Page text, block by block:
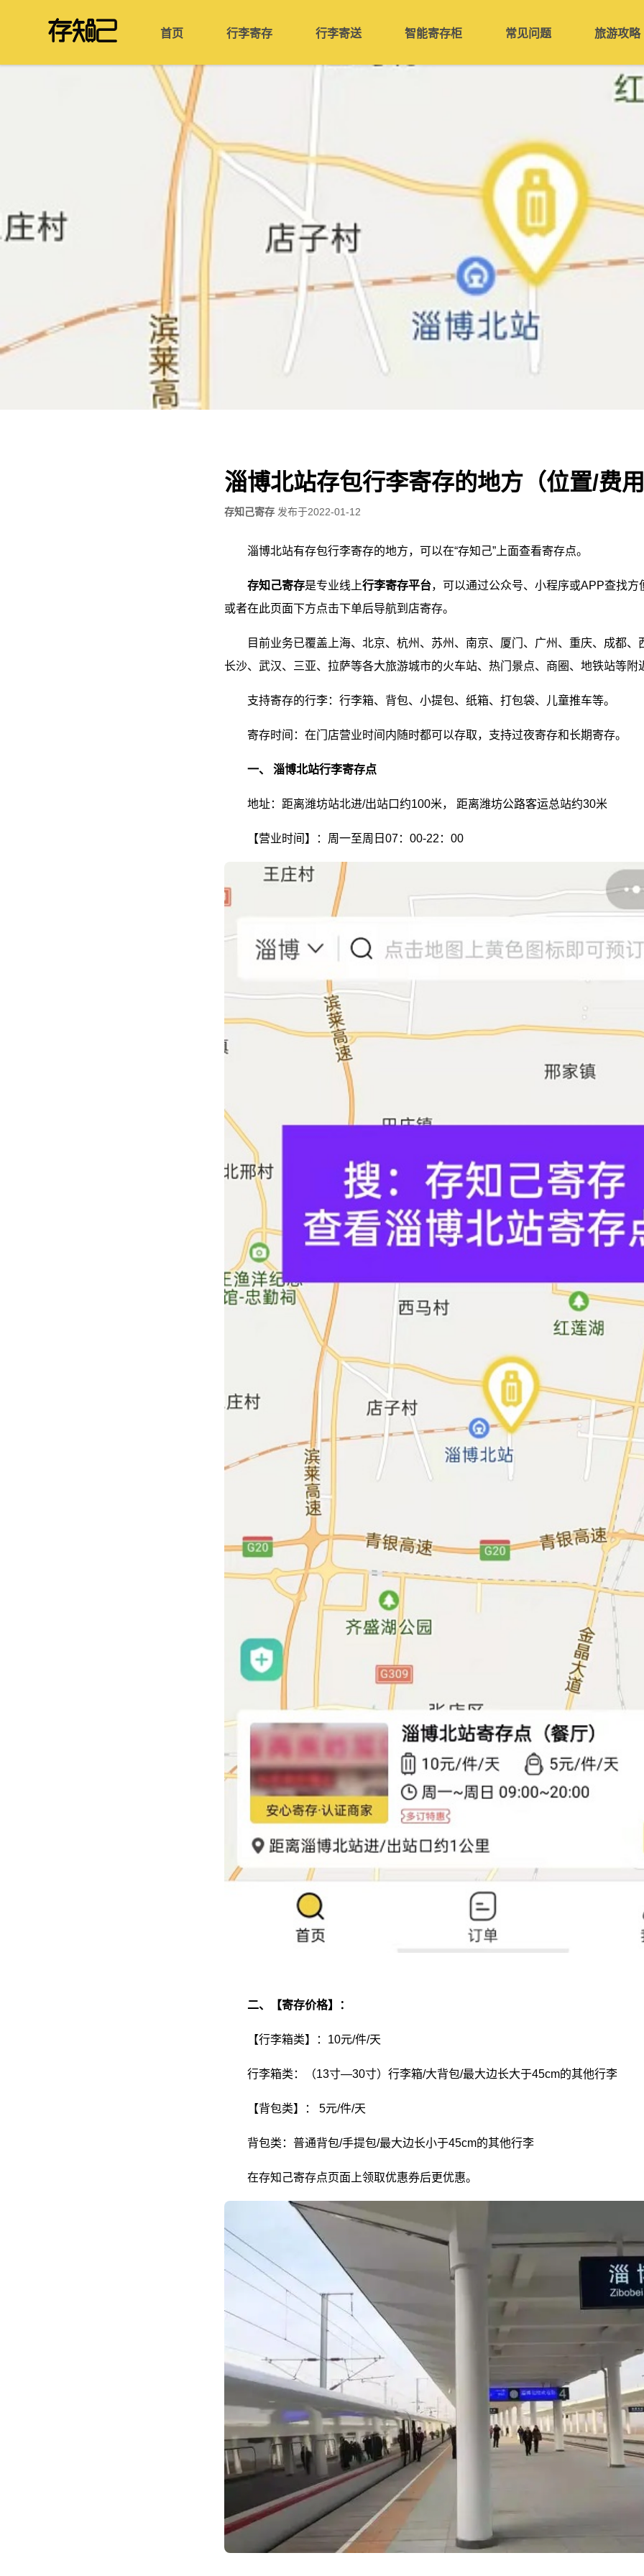
首页 行李寄存 行李寄送 智能寄存柜 常见问题 旅游攻略
淄博北站存包行李寄存的地方（位置/费
存知己寄存 发布于2022-01-12
淄博北站有存包行李寄存的地方，可以在“存知己”上面查看寄存点。
存知己寄存是专业线上行李寄存平台，可以通过公众号、小程序或APP查找方
或者在此页面下方点击下单后导航到店寄存。
目前业务已覆盖上海、北京、杭州、苏州、南京、厦门、广州、重庆、成都、
长沙、武汉、三亚、拉萨等各大旅游城市的火车站、热门景点、商圈、地铁站等附
支持寄存的行李：行李箱、背包、小提包、纸箱、打包袋、儿童推车等。
寄存时间：在门店营业时间内随时都可以存取，支持过夜寄存和长期寄存。
一、 淄博北站行李寄存点
地址：距离潍坊站北进/出站口约100米， 距离潍坊公路客运总站约30米
【营业时间】：周一至周日07：00-22：00
二、【寄存价格】：
【行李箱类】：10元/件/天
行李箱类：（13寸—30寸）行李箱/大背包/最大边长大于45cm的其他行李
【背包类】： 5元/件/天
背包类：普通背包/手提包/最大边长小于45cm的其他行李
在存知己寄存点页面上领取优惠券后更优惠。